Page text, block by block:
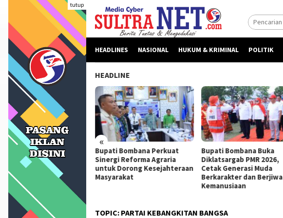
konten
tutup
HEADLINES NASIONAL HUKUM & KRIMINAL POLITIK
HEADLINE
«
Dinilai Fitnah,
Bombana Tempuh
Dewan Pers Sebelum
Hukum
Bupati Bombana Perkuat
Sinergi Reforma Agraria
untuk Dorong Kesejahteraan
Masyarakat
Bupati Bombana Buka
Diklatsargab PMR 2026,
Cetak Generasi Muda
Berkarakter dan Berjiwa
Kemanusiaan
TOPIC: PARTAI KEBANGKITAN BANGSA